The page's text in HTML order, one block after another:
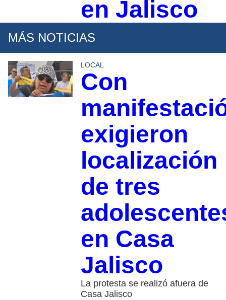
en Jalisco
MÁS NOTICIAS
LOCAL
Con
exigieron
localización
de tres
en Casa
Jalisco
La protesta se realizó afuera de
Casa Jalisco